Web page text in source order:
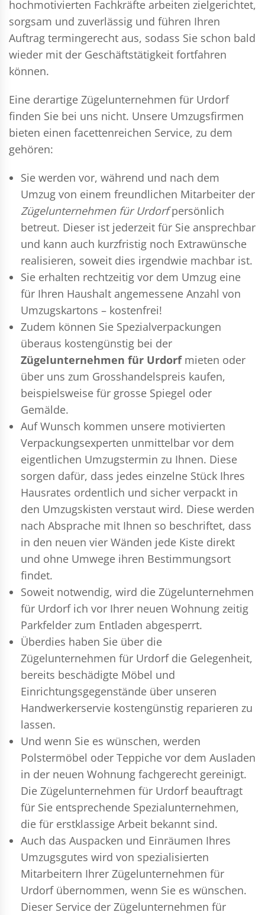
hochmotivierten Fachkräfte arbeiten zielgerichtet,
sorgsam und zuverlässig und führen Ihren
Auftrag termingerecht aus, sodass Sie schon bald
wieder mit der Geschäftstätigkeit fortfahren
können.
Eine derartige Zügelunternehmen für Urdorf
finden Sie bei uns nicht. Unsere Umzugsfirmen
bieten einen facettenreichen Service, zu dem
gehören:
Sie werden vor, während und nach dem
Umzug von einem freundlichen Mitarbeiter der
Zügelunternehmen für Urdorfpersönlich
betreut. Dieser ist jederzeit für Sie ansprechbar
und kann auch kurzfristig noch Extrawünsche
realisieren, soweit dies irgendwie machbar ist.
Sie erhalten rechtzeitig vor dem Umzug eine
für Ihren Haushalt angemessene Anzahl von
Umzugskartons – kostenfrei!
Zudem können Sie Spezialverpackungen
überaus kostengünstig bei der
Zügelunternehmen für Urdorfmieten oder
über uns zum Grosshandelspreis kaufen,
beispielsweise für grosse Spiegel oder
Gemälde.
Auf Wunsch kommen unsere motivierten
Verpackungsexperten unmittelbar vor dem
eigentlichen Umzugstermin zu Ihnen. Diese
sorgen dafür, dass jedes einzelne Stück Ihres
Hausrates ordentlich und sicher verpackt in
den Umzugskisten verstaut wird. Diese werden
nach Absprache mit Ihnen so beschriftet, dass
in den neuen vier Wänden jede Kiste direkt
und ohne Umwege ihren Bestimmungsort
findet.
Soweit notwendig, wird die Zügelunternehmen
für Urdorf ich vor Ihrer neuen Wohnung zeitig
Parkfelder zum Entladen abgesperrt.
Überdies haben Sie über die
Zügelunternehmen für Urdorf die Gelegenheit,
bereits beschädigte Möbel und
Einrichtungsgegenstände über unseren
Handwerkerservie kostengünstig reparieren zu
lassen.
Und wenn Sie es wünschen, werden
Polstermöbel oder Teppiche vor dem Ausladen
in der neuen Wohnung fachgerecht gereinigt.
Die Zügelunternehmen für Urdorf beauftragt
für Sie entsprechende Spezialunternehmen,
die für erstklassige Arbeit bekannt sind.
Auch das Auspacken und Einräumen Ihres
Umzugsgutes wird von spezialisierten
Mitarbeitern Ihrer Zügelunternehmen für
Urdorf übernommen, wenn Sie es wünschen.
Dieser Service der Zügelunternehmen für